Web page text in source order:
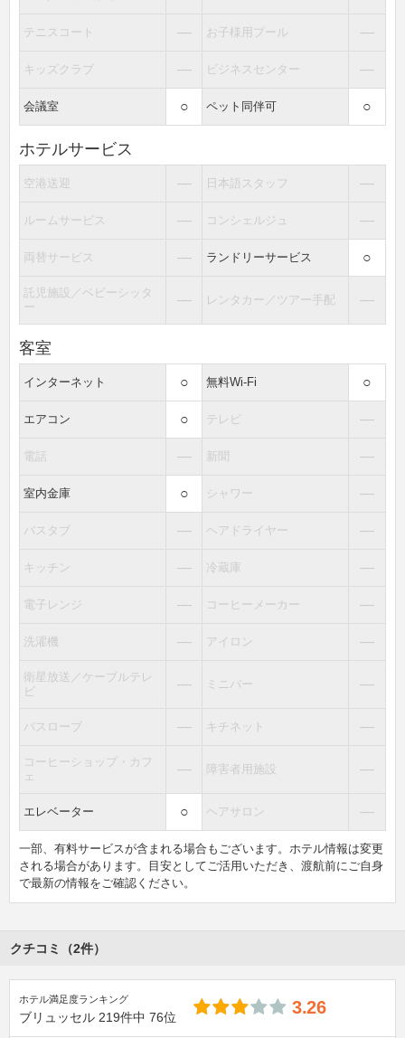
テニスコート ― お子様用プール ―
キッズクラブ ― ビジネスセンター ―
会議室 ○ ペット同伴可 ○
ホテルサービス
空港送迎 ― 日本語スタッフ ―
ルームサービス ― コンシェルジュ ―
両替サービス ― ランドリーサービス ○
託児施設／ベビーシッタ
ー
― レンタカー／ツアー手配 ―
客室
インターネット ○ 無料Wi-Fi ○
エアコン ○ テレビ ―
電話 ― 新聞 ―
室内金庫 ○ シャワー ―
バスタブ ― ヘアドライヤー ―
キッチン ― 冷蔵庫 ―
電子レンジ ― コーヒーメーカー ―
洗濯機 ― アイロン ―
衛星放送／ケーブルテレ
ビ
― ミニバー ―
バスローブ ― キチネット ―
コーヒーショップ・カフ
ェ
― 障害者用施設 ―
エレベーター ○ ヘアサロン ―
一部、有料サービスが含まれる場合もございます。ホテル情報は変更
される場合があります。目安としてご活用いただき、渡航前にご自身
で最新の情報をご確認ください。
クチコミ（2件）
ホテル満足度ランキング
ブリュッセル 219件中 76位 3.26